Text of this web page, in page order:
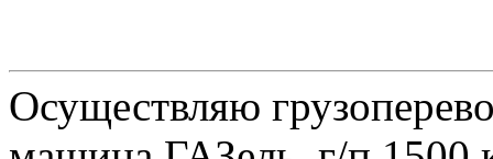
Осуществляю